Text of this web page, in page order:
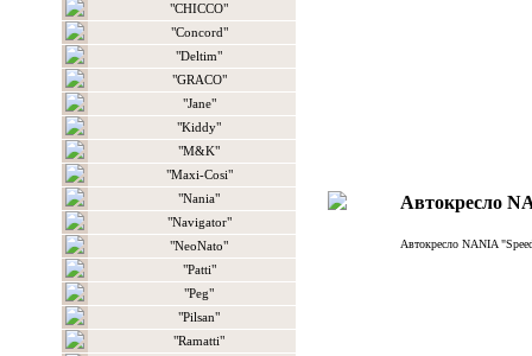
"CHICCO"
"Concord"
"Deltim"
"GRACO"
"Jane"
"Kiddy"
"M&K"
"Maxi-Cosi"
"Nania"
"Navigator"
"NeoNato"
"Patti"
"Peg"
"Pilsan"
"Ramatti"
Aвтокреслo
Aвтокреслo NANIA